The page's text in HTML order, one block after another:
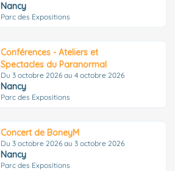
Nancy
Parc des Expositions
Conférences - Ateliers et
Spectacles du Paranormal
Du 3 octobre 2026 au 4 octobre 2026
Nancy
Parc des Expositions
Concert de BoneyM
Du 3 octobre 2026 au 3 octobre 2026
Nancy
Parc des Expositions